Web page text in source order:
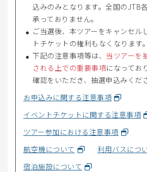
込みのみとなります。全国のJTB
承っておりません。
ご当選後、本ツアーをキャンセル
トチケットの権利もなくなります。
下記の注意事項等は、 当ツアーを
される上での重要事項になってお
確認をいただき、抽選申込みくだ
お申込みに関する注意事項
イベントチケットに関する注意事項
ツアー参加における注意事項
航空機について
利用バスにつ
宿泊施設について